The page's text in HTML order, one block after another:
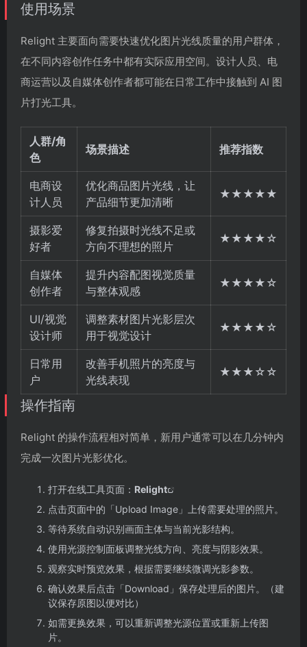
使用场景
Relight 主要面向需要快速优化图片光线质量的用户群体，
在不同内容创作任务中都有实际应用空间。设计人员、电
商运营以及自媒体创作者都可能在日常工作中接触到 AI 图
片打光工具。
人群/角
色
场景描述 推荐指数
电商设
计人员
优化商品图片光线，让
产品细节更加清晰
★★★★★
摄影爱
好者
修复拍摄时光线不足或
方向不理想的照片
★★★★☆
自媒体
创作者
提升内容配图视觉质量
与整体观感
★★★★☆
UI/视觉
设计师
调整素材图片光影层次
用于视觉设计
★★★★☆
日常用
户
改善手机照片的亮度与
光线表现
★★★☆☆
操作指南
Relight 的操作流程相对简单，新用户通常可以在几分钟内
完成一次图片光影优化。
打开在线工具页面： Relight
点击页面中的「Upload Image」上传需要处理的照片。
等待系统自动识别画面主体与当前光影结构。
使用光源控制面板调整光线方向、亮度与阴影效果。
观察实时预览效果，根据需要继续微调光影参数。
确认效果后点击「Download」保存处理后的图片。（建
议保存原图以便对比）
如需更换效果，可以重新调整光源位置或重新上传图
片。